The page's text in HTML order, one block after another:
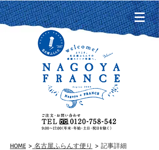
HOME > 名古屋ふらんす便り > 記事詳細